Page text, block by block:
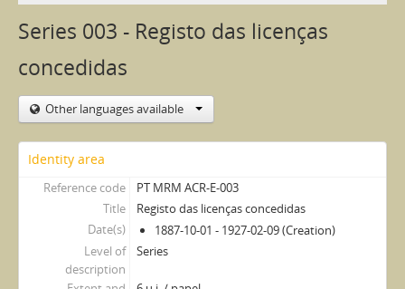
Series 003 - Registo das licenças
concedidas
Other languages available
Identity area
Reference code
PT MRM ACR-E-003
Title
Registo das licenças concedidas
Date(s)
1887-10-01 - 1927-02-09 (Creation)
Level of
description
Series